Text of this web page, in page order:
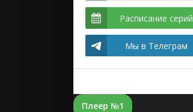
Расписание серий
Мы в Телеграм
Плеер №1